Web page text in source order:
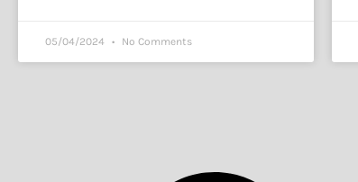
05/04/2024 No Comments